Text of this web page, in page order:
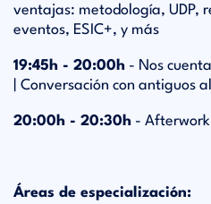
ventajas: metodología, UDP,
eventos, ESIC+, y más
19:45h - 20:00h - Nos
| Conversación con antiguos
20:00h - 20:30h -
Áreas de especialización: